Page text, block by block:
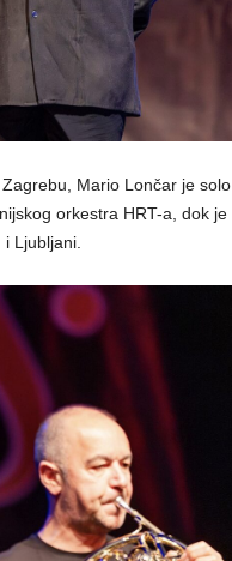
Mario Lončar je solo
orkestra HRT-a, dok je
Ljubljani.